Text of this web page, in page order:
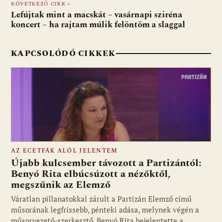
o
k
p
p
g
KÖVETKEZŐ CIKK »
Lefújtak mint a macskát – vasárnapi sziréna
koncert – ha rajtam múlik felöntöm a slaggal
KAPCSOLÓDÓ CIKKEK
Fotó: media1.hu
AZ ECETFÁK ALÓL JELENTEM
Újabb kulcsember távozott a Partizántól:
Benyó Rita elbúcsúzott a nézőktől,
megszűnik az Elemző
Váratlan pillanatokkal zárult a Partizán Elemző című
műsorának legfrissebb, pénteki adása, melynek végén a